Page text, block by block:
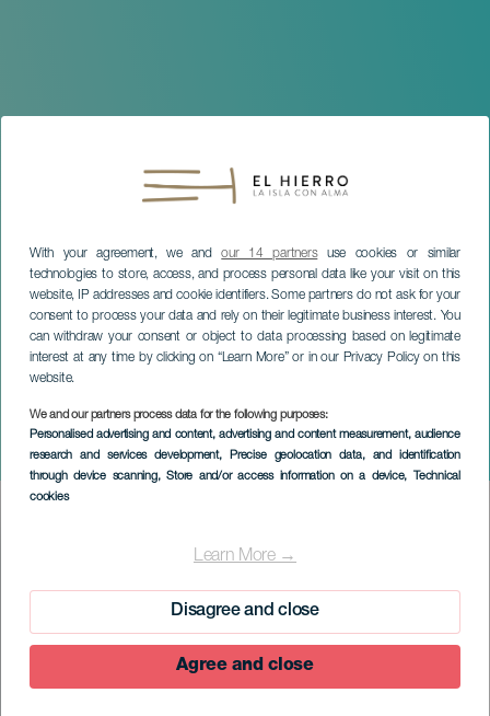
With your agreement, we andour 14 partnersuse cookies or similar
technologies to store, access, and process personal data like your visit on this
website, IP addresses and cookie identifiers. Some partners do not ask for your
consent to process your data and rely on their legitimate business interest. You
can withdraw your consent or object to data processing based on legitimate
interest at any time by clicking on “Learn More” or in our Privacy Policy on this
website.
We and our partners process data for the following purposes:
Personalised advertising and content, advertising and content measurement, audience
research and services development, Precise geolocation data, and identification
through device scanning, Store and/or access information on a device, Technical
cookies
Learn More →
Disagree and close
Agree and close
Cabalgata de SSMM los
Reyes Magos en El Pinar